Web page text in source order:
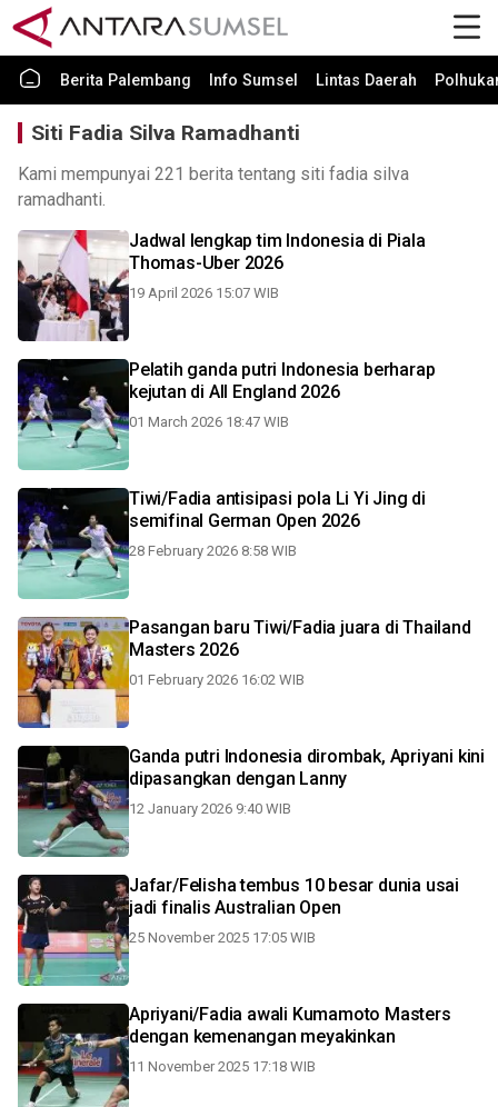
Berita Palembang Info Sumsel Lintas Daerah
Siti Fadia Silva Ramadhanti
Kami mempunyai 221 berita tentang siti fadia silva
ramadhanti.
Jadwal lengkap tim Indonesia di Piala
Thomas-Uber 2026
19 April 2026 15:07 WIB
Pelatih ganda putri Indonesia berharap
kejutan di All England 2026
01 March 2026 18:47 WIB
Tiwi/Fadia antisipasi pola Li Yi Jing di
semifinal German Open 2026
28 February 2026 8:58 WIB
Pasangan baru Tiwi/Fadia juara di Thailand
Masters 2026
01 February 2026 16:02 WIB
Ganda putri Indonesia dirombak, Apriyani kini
dipasangkan dengan Lanny
12 January 2026 9:40 WIB
Jafar/Felisha tembus 10 besar dunia usai
jadi finalis Australian Open
25 November 2025 17:05 WIB
Apriyani/Fadia awali Kumamoto Masters
dengan kemenangan meyakinkan
11 November 2025 17:18 WIB